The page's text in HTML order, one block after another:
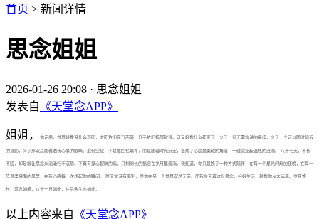
首页 > 新闻详情
思念姐姐
2026-01-26 20:08 · 思念姐姐
发表自 《天堂念APP》
姐姐， 你走后，世界好像没什么不同，太阳依旧东升西落，日子依旧按部就班。可又好像什么都变了，少了一份无需言说的牵挂，少了一个可以随时倾诉
的身影，少了那双总能看透我心事的眼睛。这份空缺，不是靠回忆填补，而是随着时光沉淀，变成了心底最柔软的角落，一碰就泛起温热的涟漪。 八十七天，不长
不短，却足够让思念从汹涌归于沉静。不再有撕心裂肺的痛，只剩绵长的惦念在岁月里流淌。我知道，你只是换了一种方式陪伴，在每一个星光闪烁的夜晚，在每一
阵温柔拂面的风里，在我心底每一次想起你的瞬间。 愿天堂没有离别，愿你在另一个世界安然无恙。而我会带着这份思念，好好生活，就像你从未远离。岁月悠
长，思念如痕，八十七日如此，往后余生亦如此。
以上内容来自 《天堂念APP》